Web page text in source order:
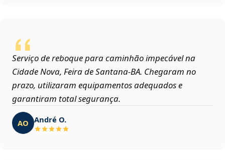
Serviço de reboque para caminhão impecável na
Cidade Nova, Feira de Santana‑BA. Chegaram no
prazo, utilizaram equipamentos adequados e
garantiram total segurança.
AO André O.